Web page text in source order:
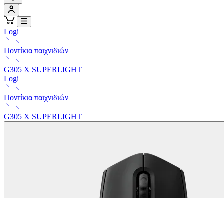
Logi
Ποντίκια παιχνιδιών
G305 X SUPERLIGHT
Logi
Ποντίκια παιχνιδιών
G305 X SUPERLIGHT